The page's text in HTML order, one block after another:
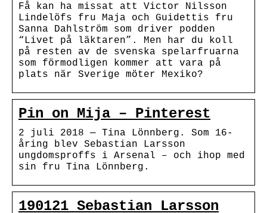
Få kan ha missat att Victor Nilsson
Lindelöfs fru Maja och Guidettis fru
Sanna Dahlström som driver podden
“Livet på läktaren”. Men har du koll
på resten av de svenska spelarfruarna
som förmodligen kommer att vara på
plats när Sverige möter Mexiko?
Pin on Mija – Pinterest
2 juli 2018 — Tina Lönnberg. Som 16-
åring blev Sebastian Larsson
ungdomsproffs i Arsenal – och ihop med
sin fru Tina Lönnberg.
190121 Sebastian Larsson